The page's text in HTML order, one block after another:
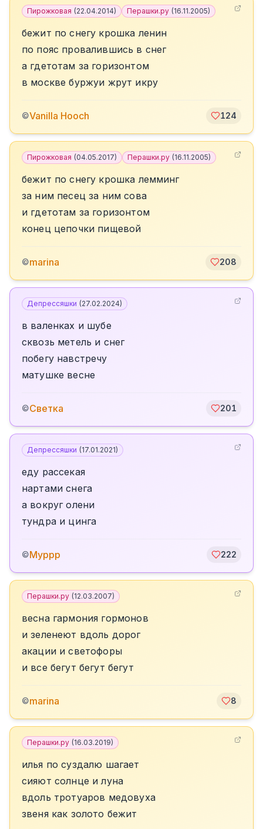
Пирожковая (22.04.2014) Перашки.ру (16.11.2005)
бежит по снегу крошка ленин
по пояс провалившись в снег
а гдетотам за горизонтом
в москве буржуи жрут икру
©Vanilla Hooch 124
Пирожковая (04.05.2017) Перашки.ру (16.11.2005)
бежит по снегу крошка лемминг
за ним песец за ним сова
и гдетотам за горизонтом
конец цепочки пищевой
©marina 208
Депрессяшки (27.02.2024)
в валенках и шубе
сквозь метель и снег
побегу навстречу
матушке весне
©Светка 201
Депрессяшки (17.01.2021)
еду рассекая
нартами снега
а вокруг олени
тундра и цинга
©Муррр 222
Перашки.ру (12.03.2007)
весна гармония гормонов
и зеленеют вдоль дорог
акации и светофоры
и все бегут бегут бегут
©marina 8
Перашки.ру (16.03.2019)
илья по суздалю шагает
сияют солнце и луна
вдоль тротуаров медовуха
звеня как золото бежит